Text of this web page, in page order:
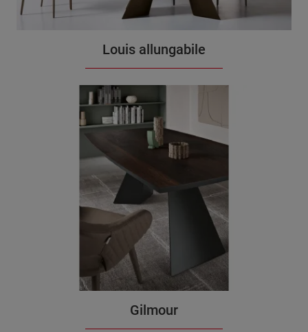
Louis allungabile
Gilmour